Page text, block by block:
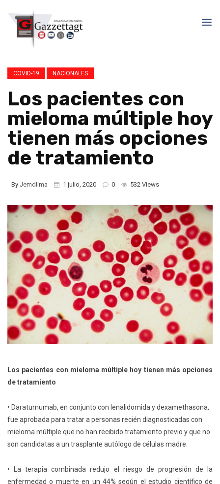
COVID-19 NACIONALES
Los pacientes con
mieloma múltiple hoy
tienen más opciones
de tratamiento
By Jemdlima 1 julio, 2020 0 532 Views
Los pacientes con mieloma múltiple hoy tienen más opciones
de tratamiento
• Daratumumab, en conjunto con lenalidomida y dexamethasona,
fue aprobada para tratar a personas recién diagnosticadas con
mieloma múltiple que no han recibido tratamiento previo y que no
son candidatas a un trasplante autólogo de células madre.
• La terapia combinada redujo el riesgo de progresión de la
enfermedad o muerte en un 44% según el estudio científico de